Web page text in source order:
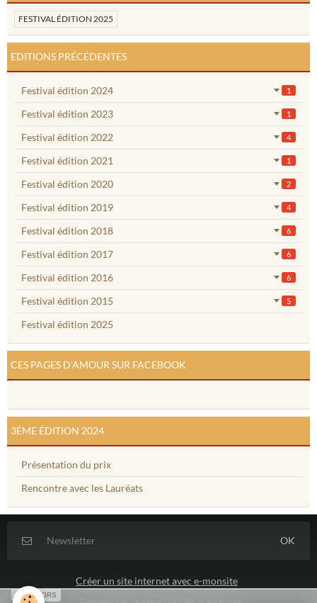
FESTIVAL ÉDITION 2025
EDITIONS PRÉCÉDENTES
Festival édition 2024 1
Festival édition 2023 1
Festival édition 2022 4
Festival édition 2021 1
Festival édition 2020 2
Festival édition 2019 4
Festival édition 2018 6
Festival édition 2017 6
Festival édition 2016 6
Festival édition 2015 5
Festival édition 2025
CES PAGES D'AMOUR SUR FACEBOOK
3ÉME ÉDITION 2024
Présentation du prix
Rencontre avec les Lauréats
Créer un site internet avec e-monsite
SPONSORS